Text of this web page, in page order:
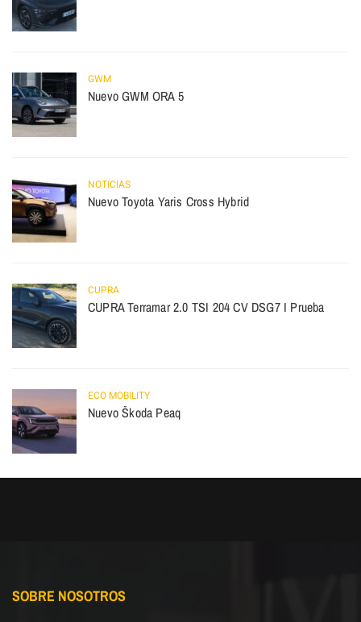
GWM
Nuevo GWM ORA 5
NOTICIAS
Nuevo Toyota Yaris Cross Hybrid
CUPRA
CUPRA Terramar 2.0 TSI 204 CV DSG7 I Prueba
ECO MOBILITY
Nuevo Škoda Peaq
SOBRE NOSOTROS